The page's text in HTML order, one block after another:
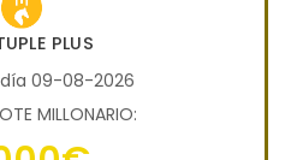
PLUS
09-08-2026
MILLONARIO: